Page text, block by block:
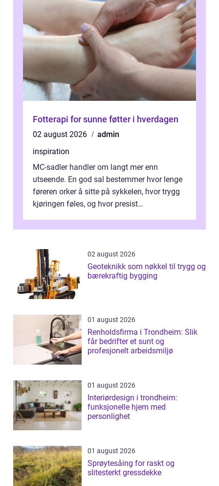
Fotterapi for sunne føtter i hverdagen
02 august 2026
admin
inspiration
MC-sadler handler om langt mer enn
utseende. En god sal bestemmer hvor lenge
føreren orker å sitte på sykkelen, hvor trygg
kjøringen føles, og hvor presist
02 august 2026
Geoteknikk som nøkkel til trygg og
bærekraftig bygging
01 august 2026
Renholdsfirma i Trondheim: Slik
får bedrifter et sunt og
profesjonelt arbeidsmiljø
01 august 2026
Interiørdesign i trondheim:
funksjonelle hjem med
personlighet
01 august 2026
Sprøytesåing for raskt og
slitesterkt gressdekke